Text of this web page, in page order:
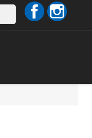
Facebook